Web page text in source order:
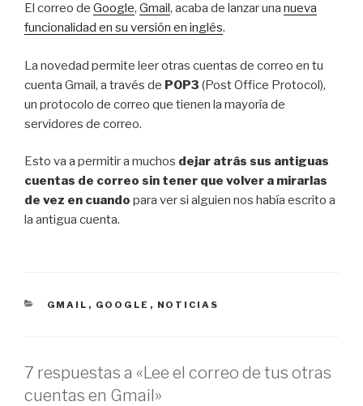
El correo de Google, Gmail, acaba de lanzar una nueva
funcionalidad en su versión en inglés.
La novedad permite leer otras cuentas de correo en tu
cuenta Gmail, a través de POP3 (Post Office Protocol),
un protocolo de correo que tienen la mayoría de
servidores de correo.
Esto va a permitir a muchos dejar atrás sus antiguas
cuentas de correo sin tener que volver a mirarlas
de vez en cuando para ver si alguien nos había escrito a
la antigua cuenta.
CATEGORÍAS
GMAIL , GOOGLE , NOTICIAS
7 respuestas a «Lee el correo de tus otras
cuentas en Gmail»